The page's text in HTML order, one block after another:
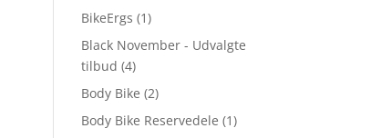
BikeErgs (1)
Black November - Udvalgte
tilbud (4)
Body Bike (2)
Body Bike Reservedele (1)